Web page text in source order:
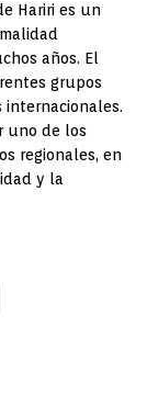
Hariri es un
años. El
grupos
uno de los
regionales, en
y la